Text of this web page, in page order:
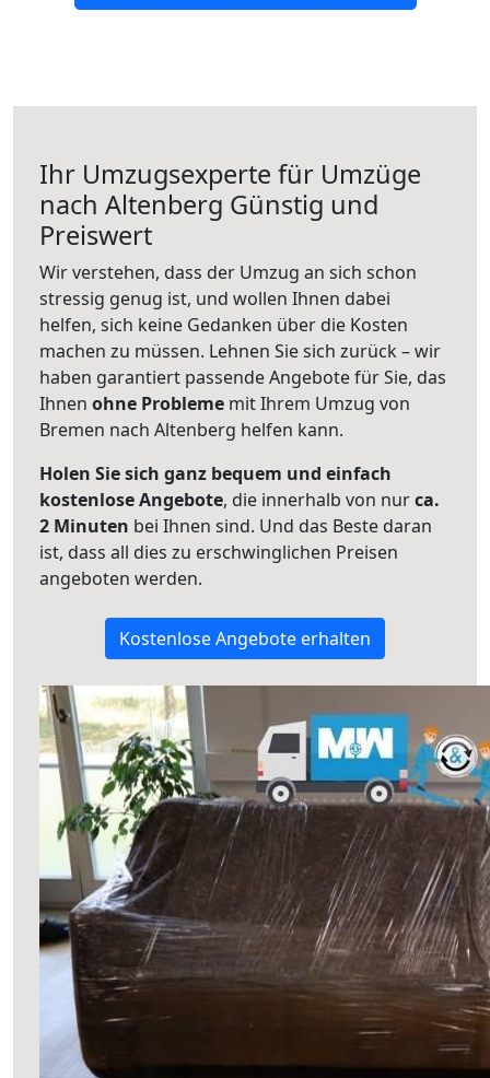
Ihr Umzugsexperte für Umzüge
nach Altenberg Günstig und
Preiswert
Wir verstehen, dass der Umzug an sich schon
stressig genug ist, und wollen Ihnen dabei
helfen, sich keine Gedanken über die Kosten
machen zu müssen. Lehnen Sie sich zurück – wir
haben garantiert passende Angebote für Sie, das
Ihnen ohne Probleme mit Ihrem Umzug von
Bremen nach Altenberg helfen kann.
Holen Sie sich ganz bequem und einfach
kostenlose Angebote, die innerhalb von nurca.
2 Minuten bei Ihnen sind. Und das Beste daran
ist, dass all dies zu erschwinglichen Preisen
angeboten werden.
Kostenlose Angebote erhalten